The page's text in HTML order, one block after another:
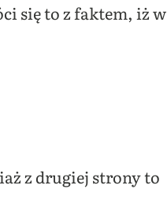
się to z faktem, iż w
z drugiej strony to